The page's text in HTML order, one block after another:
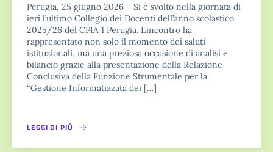
Perugia, 25 giugno 2026 – Si è svolto nella giornata di
ieri l’ultimo Collegio dei Docenti dell’anno scolastico
2025/26 del CPIA 1 Perugia. L’incontro ha
rappresentato non solo il momento dei saluti
istituzionali, ma una preziosa occasione di analisi e
bilancio grazie alla presentazione della Relazione
Conclusiva della Funzione Strumentale per la
“Gestione Informatizzata dei […]
LEGGI DI PIÙ